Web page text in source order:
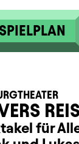
SPIELPLAN
für